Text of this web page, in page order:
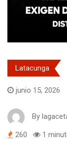
Latacunga
junio 15, 2026
By
260 1